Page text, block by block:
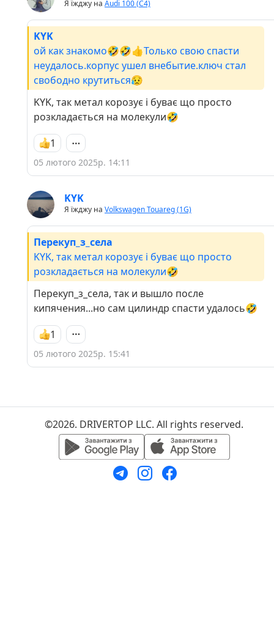
Я їжджу на Audi 100 (C4)
KYK
ой как знакомо🤣🤣👍Только свою спасти
неудалось.корпус ушел внебытие.ключ стал
свободно крутиться😥
KYK, так метал корозує і буває що просто
розкладається на молекули🤣
1
05 лютого 2025р. 14:11
KYK
Я їжджу на Volkswagen Touareg (1G)
Перекуп_з_села
KYK, так метал корозує і буває що просто
розкладається на молекули🤣
Перекуп_з_села, так и вышло после
кипячения...но сам цилиндр спасти удалось🤣
1
05 лютого 2025р. 15:41
©2026. DRIVERTOP LLC. All rights reserved.